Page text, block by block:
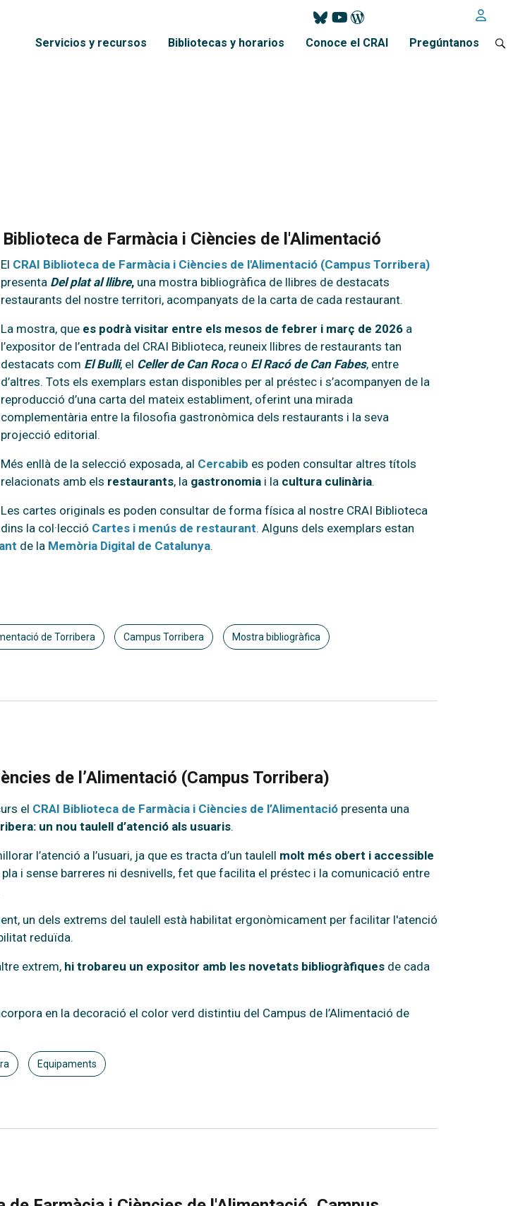
Menú principal
Servicios y recursos Bibliotecas y horarios Conoce el CRAI Pregúntanos
de Farmàcia i Ciències de l'Alimentació
El CRAI Biblioteca de Farmàcia i Ciències de l'Alimentació (Campus Torribera)
presenta Del plat al llibre, una mostra bibliogràfica de llibres de destacats
restaurants del nostre territori, acompanyats de la carta de cada restaurant.
La mostra, que es podrà visitar entre els mesos de febrer i març de 2026 a
l’expositor de l’entrada del CRAI Biblioteca, reuneix llibres de restaurants tan
destacats com El Bulli, el Celler de Can Rocao El Racó de Can Fabes, entre
d’altres. Tots els exemplars estan disponibles per al préstec i s’acompanyen de la
reproducció d’una carta del mateix establiment, oferint una mirada
complementària entre la filosofia gastronòmica dels restaurants i la seva
projecció editorial.
Més enllà de la selecció exposada, al Cercabib es poden consultar altres títols
relacionats amb els restaurants, la gastronomia i la cultura culinària.
Les cartes originals es poden consultar de forma física al nostre CRAI Biblioteca
dins la col·lecció Cartes i menús de restaurant. Alguns dels exemplars estan
de la Memòria Digital de Catalunya.
de Torribera Campus Torribera Mostra bibliogràfica
de l’Alimentació (Campus Torribera)
el CRAI Biblioteca de Farmàcia i Ciències de l’Alimentació presenta una
un nou taulell d’atenció als usuaris.
l’atenció a l’usuari, ja que es tracta d’un taulell molt més obert i accessible
pla i sense barreres ni desnivells, fet que facilita el préstec i la comunicació entre
un dels extrems del taulell està habilitat ergonòmicament per facilitar l'atenció
reduïda.
extrem, hi trobareu un expositor amb les novetats bibliogràfiques de cada
en la decoració el color verd distintiu del Campus de l’Alimentació de
Equipaments